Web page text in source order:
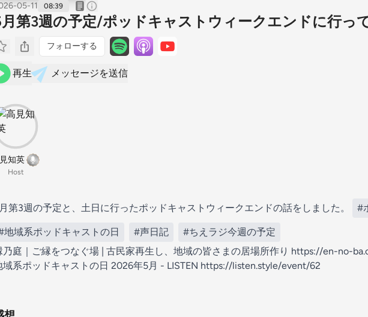
05-11 08:39
第3週の予定/ポッドキャストウィークエンドに行っ
フォローする
再生 メッセージを送信
知英
Host
第3週の予定と、土日に行ったポッドキャストウィークエンドの話をしました。 #
地域系ポッドキャストの日 #声日記
#ちえラジ今週の予定
乃庭｜ご縁をつなぐ場 | 古民家再生し、地域の皆さまの居場所作り https://en-no-
域系ポッドキャストの日 2026年5月 - LISTEN https://listen.style/event/62